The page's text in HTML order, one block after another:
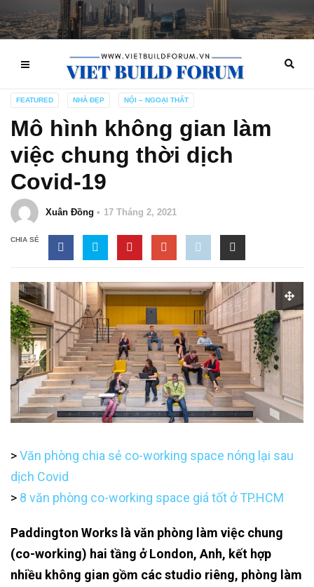
FEATURED NHÀ ĐẸP NỘI – NGOẠI THẤT
Mô hình không gian làm
việc chung thời dịch
Covid-19
Xuân Đồng 17 Tháng 2, 2021
CHIA SẺ
>Văn phòng chia sẻ co-working space nóng lại sau
dịch Covid
> 8 văn phòng co-working space giá tốt ở TP.HCM
Paddington Works là văn phòng làm việc chung
(co-working) hai tầng ở London, Anh, kết hợp
nhiều không gian gồm các studio riêng, phòng làm